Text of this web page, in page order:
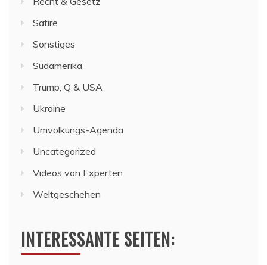
Satire
Sonstiges
Südamerika
Trump, Q & USA
Ukraine
Umvolkungs-Agenda
Uncategorized
Videos von Experten
Weltgeschehen
INTERESSANTE SEITEN: